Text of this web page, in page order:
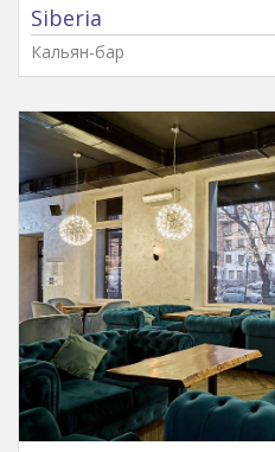
Siberia
Кальян-бар